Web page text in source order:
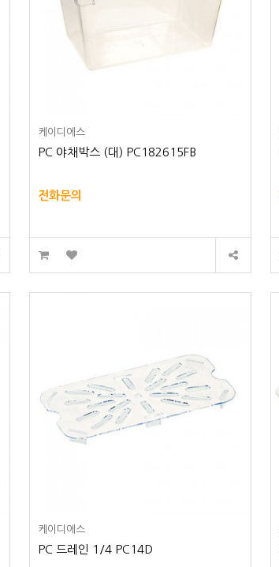
케이디에스
PC 야채박스 (대) PC182615FB
전화문의
케이디에스
PC 드레인 1/4 PC14D